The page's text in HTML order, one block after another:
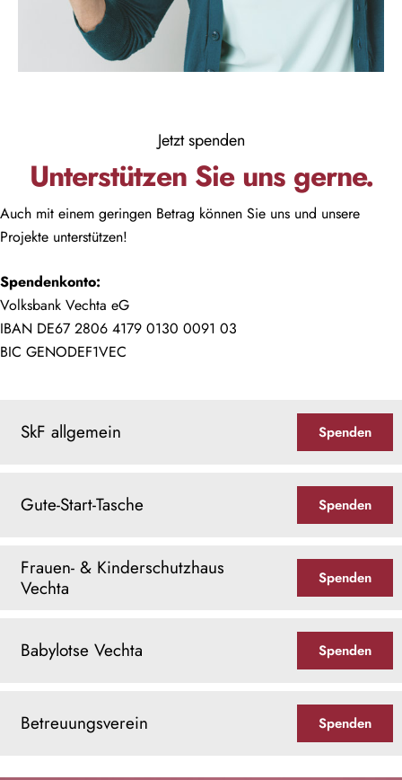
Jetzt spenden
Unterstützen Sie uns gerne.
Auch mit einem geringen Betrag können Sie uns und unsere
Projekte unterstützen!
Spendenkonto:
Volksbank Vechta eG
IBAN DE67 2806 4179 0130 0091 03
BIC GENODEF1VEC
SkF allgemein Spenden
Gute-Start-Tasche Spenden
Frauen- & Kinderschutzhaus
Vechta
Spenden
Babylotse Vechta Spenden
Betreuungsverein Spenden